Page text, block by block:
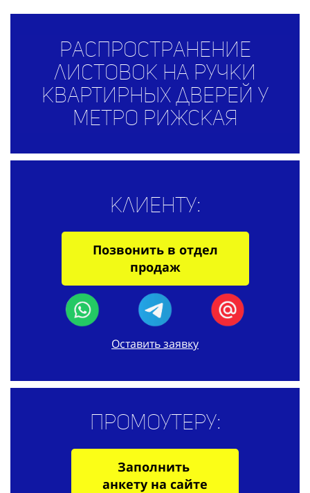
Распространение
листовок на ручки
квартирных дверей у
метро Рижская
Клиенту:
Позвонить в отдел
продаж
Оставить заявку
Промоутеру:
Заполнить
анкету на сайте